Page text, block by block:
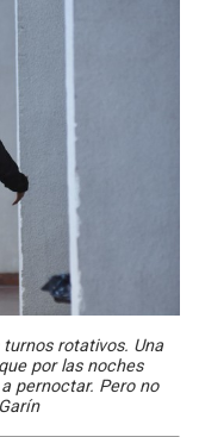
rotativos. Una
por las noches
pernoctar. Pero no